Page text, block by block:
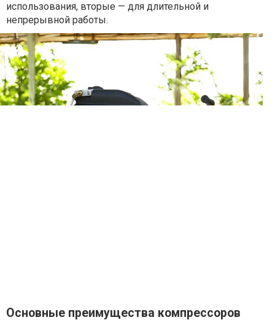
использования, вторые — для длительной и
непрерывной работы.
Основные преимущества компрессоров